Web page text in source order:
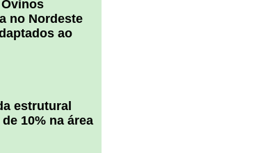
no Nordeste
ao
estrutural
10% na área